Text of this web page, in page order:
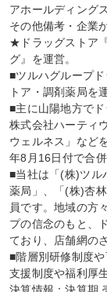
アホールディング
その他備考・企業
★ドラッグストア
グ』を運営。
■ツルハグループ
トア・調剤薬局を
■主に山陽地方で
株式会社ハーティ
ウェルネス」など
年8月16日付で合
■当社は「(株)ツル
薬局」、「(株)杏
員です。地域の方
プの信念のもと、
ており、店舗網の
■階層別研修制度
支援制度や福利厚